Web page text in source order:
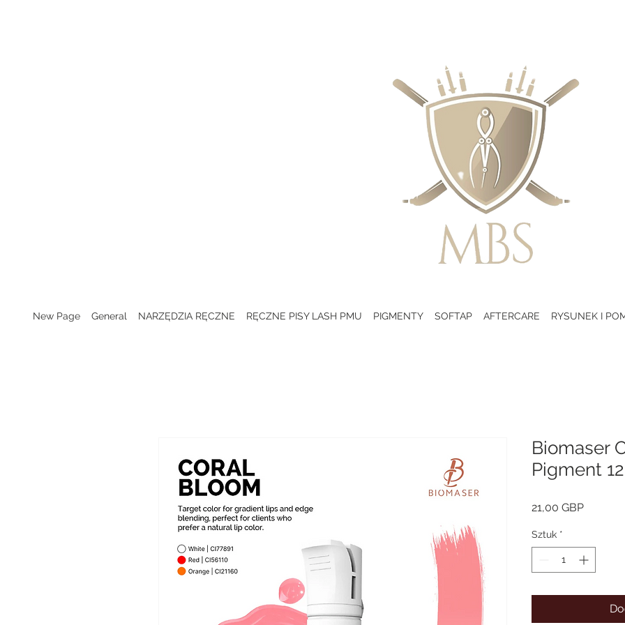
New Page General NARZĘDZIA RĘCZNE RĘCZNE PISY LASH PMU PIGMENTY SOFTAP AFTERCARE RYSUNEK I
Biomaser
Pigment
21,00 GBPCena
Sztuk *